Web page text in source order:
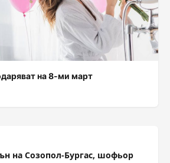
на 8-ми март
на Созопол-Бургас, шофьор